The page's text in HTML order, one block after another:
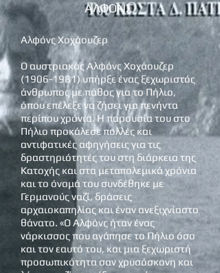
ΑΛΦΟΝΣ
Αλφόνς Χοχάουζερ
Ο αυστριακός Αλφόνς Χοχάουζερ
(1906-1981) υπήρξε ένας ξεχωριστός
άνθρωπος με πάθος για το Πήλιο,
όπου επέλεξε να ζήσει για πενήντα
περίπου χρόνια. Η παρουσία του στο
Πήλιο προκάλεσε πολλές και
αντιφατικές αφηγήσεις για τις
δραστηριότητές του στη διάρκεια της
Κατοχής και στα μεταπολεμικά χρόνια
και το όνομά του συνδέθηκε με
Γερμανούς ναζί, δράσεις
αρχαιοκαπηλίας και έναν ανεξιχνίαστο
θάνατο. «Ο Αλφόνς ήταν ένας
νάρκισσος που αγάπησε το Πήλιο όσο
και τον εαυτό του, και μια ξεχωριστή
προσωπικότητα σαν χρυσόσκονη και